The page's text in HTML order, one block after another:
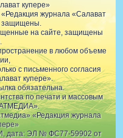
купере»
журнала «Салават
защищены.
на сайте, защищены
в любом объеме
с письменного согласия
купере».
обязательна.
по печати и массовым
«Редакция журнала
дата: ЭЛ № ФС77-59902 от